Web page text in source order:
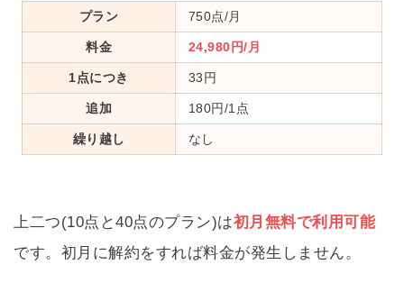
プラン 750点/月
料金 24,980円/月
1点につき 33円
追加 180円/1点
繰り越し なし
上二つ(10点と40点のプラン)は初月無料で利用可能
です。初月に解約をすれば料金が発生しません。